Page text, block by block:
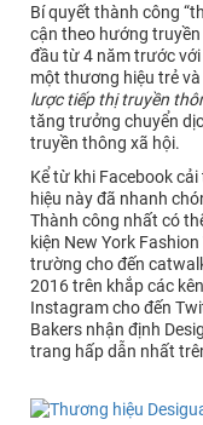
Bí quyết thành công
cận theo hướng
đầu từ 4 năm trước
một thương hiệu trẻ
lược tiếp thị truyền
tăng trưởng chuyển
truyền thông xã hội.
Kể từ khi Facebook
hiệu này đã nhanh
Thành công nhất có
kiện New York
trường cho đến
2016 trên khắp các
Instagram cho đến
Bakers nhận định
trang hấp dẫn nhất